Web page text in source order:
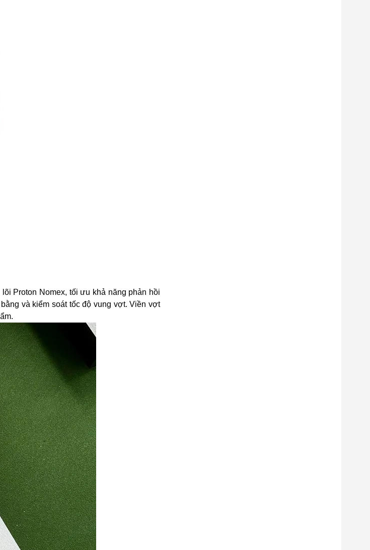
Proton Nomex, tối ưu khả năng phản hồi
và kiểm soát tốc độ vung vợt. Viền vợt